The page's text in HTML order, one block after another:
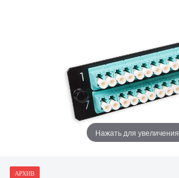
Нажать для увеличения
АРХИВ